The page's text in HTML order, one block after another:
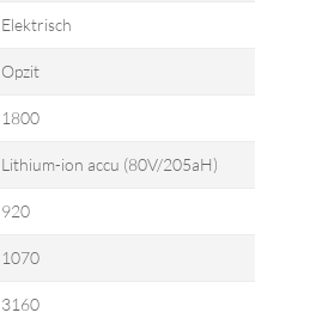
Elektrisch
Opzit
1800
Lithium-ion accu (80V/205aH)
920
1070
3160